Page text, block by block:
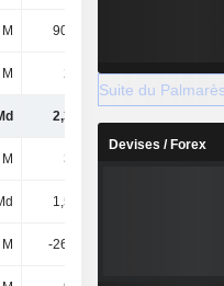
90,39 M
244 M 234 M
2,37 Md
336 M
1,52 Md
-26,29 M
Suite du Palmarès
Devises / Forex